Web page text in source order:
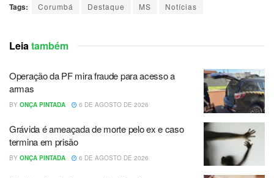
Tags: Corumbá Destaque MS Notícias
Leiatambém
Operação da PF mira fraude para acesso a
armas
BY ONÇA PINTADA 6 DE AGOSTO DE 2026
Grávida é ameaçada de morte pelo ex e caso
termina em prisão
BY ONÇA PINTADA 6 DE AGOSTO DE 2026